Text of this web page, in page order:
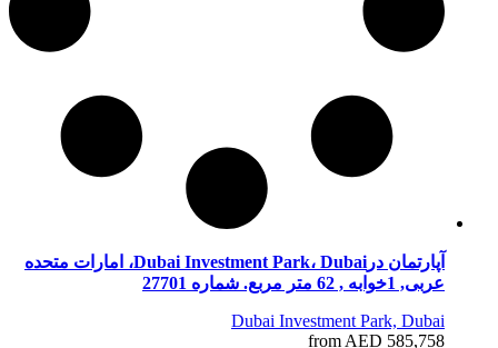
آپارتمان درDubai Investment Park، Dubai، امارات متحده
عربی, 1خوابه , 62 متر مربع. شماره 27701
Dubai Investment Park, Dubai
from AED 585,758